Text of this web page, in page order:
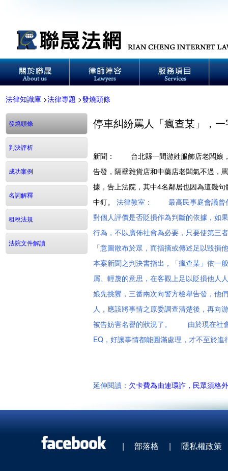
法律知識庫 >法律專題 >發燒頭條
發燒頭條
判決評析
成功案例
名詞解釋
租稅法規
法院文件解讀
停車糾紛罵人「瘋查某」，
新聞： 台北縣一間游姓服飾店老闆娘，
告發，隔壁雜貨店和中藥店老闆氣不過，
據，告上法院，其中4名鄰居也因為這幾
中釘。 法律教室： 最高民事庭會議曾作
對個人評價是否貶損作為判斷的依據，如
行為，不以廣佈社會為必要，只要使第
「意圖散布於眾，而指摘或傳述足以毀
本案新聞之判決書指出，「瘋查某」依一
屑、輕蔑的意思，在客觀上足以貶損他
娘先挑釁，三番兩次向警方檢舉告發，他
人，應該將事情之原委調查清楚後，再向
被告妨害名譽的狀況了。 由於現在社會
EQ，好讓事情都能圓滿處理，才不至於進
延伸閱讀： 欠卡費為由連環詐，民眾須格
| 部落格 | 隱私權政策